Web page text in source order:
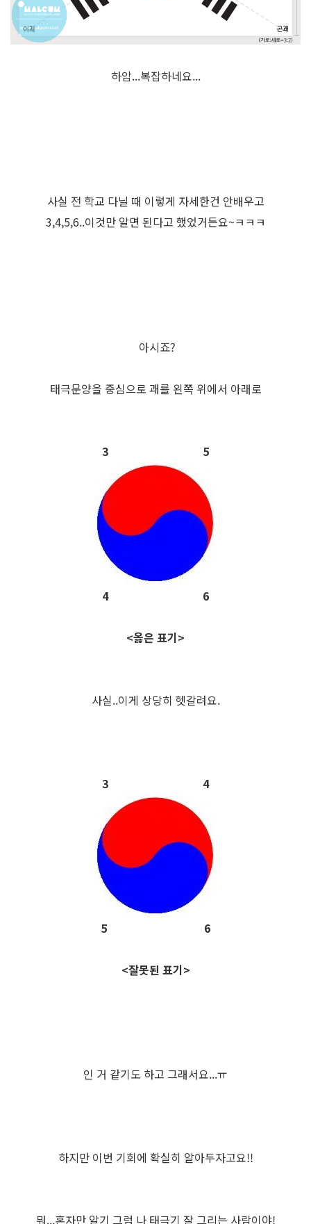
하암...복잡하네요...
사실 전 학교 다닐 때 이렇게 자세한건 안배우고
3,4,5,6..이것만 알면 된다고 했었거든요~ㅋㅋㅋ
아시죠?
태극문양을 중심으로 괘를 왼쪽 위에서 아래로
3 5
4 6
<옳은 표기>
사실..이게 상당히 헷갈려요.
3 4
5 6
<잘못된 표기>
인 거 같기도 하고 그래서요...ㅠ
하지만 이번 기회에 확실히 알아두자고요!!
뭐...혼자만 알기 그럼 나 태극기 잘 그리는 사람이야!